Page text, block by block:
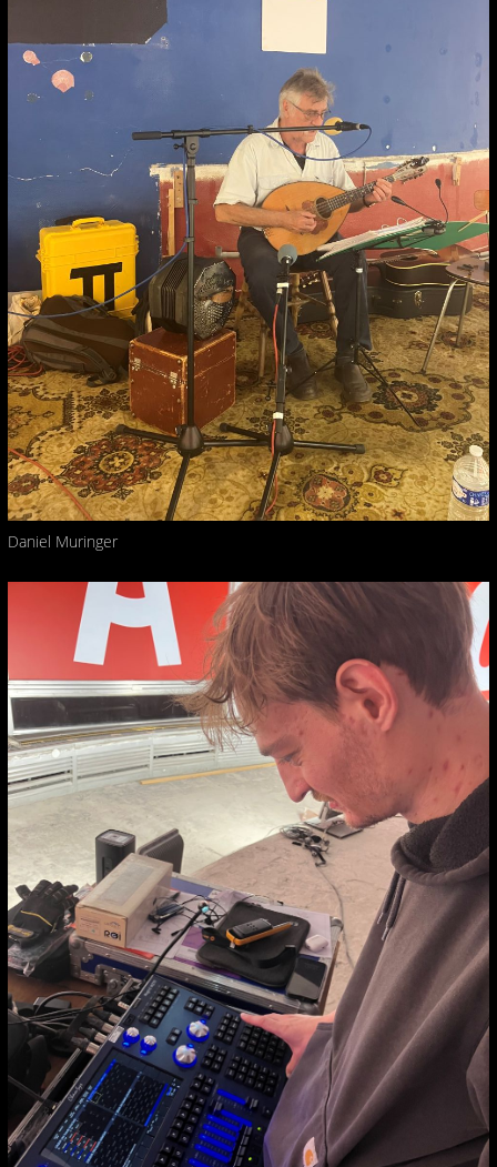
Daniel Muringer